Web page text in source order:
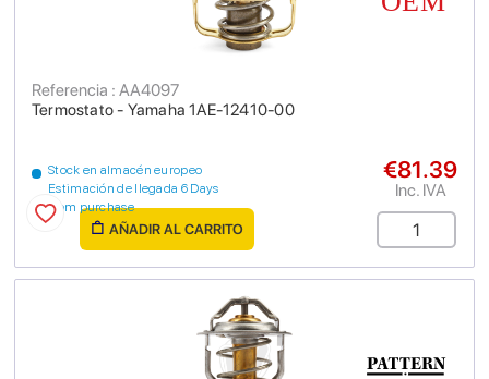
Termostato - Yamaha 1AE-12410-00
Referencia : AA4097
Stock en almacén europeo
Estimación de llegada 6 Days
from purchase
€81.39
Inc. IVA
AÑADIR AL CARRITO